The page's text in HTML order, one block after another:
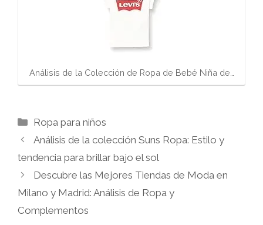
Análisis de la Colección de Ropa de Bebé Niña de…
Categorías
Ropa para niños
Análisis de la colección Suns Ropa: Estilo y
tendencia para brillar bajo el sol
Descubre las Mejores Tiendas de Moda en
Milano y Madrid: Análisis de Ropa y
Complementos